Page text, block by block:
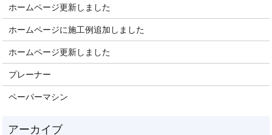
ホームページ更新しました
ホームページに施工例追加しました
ホームページ更新しました
プレーナー
ペーパーマシン